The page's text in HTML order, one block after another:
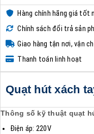
Hàng chính hãng giá tốt
Chính sách đổi trả sản
Giao hàng tận nơi, vận
Thanh toán linh hoạt
Quạt hút xách
Thông số kỹ thuật quạt
Điện áp: 220V